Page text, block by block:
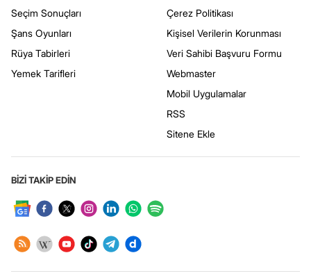
Seçim Sonuçları
Şans Oyunları
Rüya Tabirleri
Yemek Tarifleri
Çerez Politikası
Kişisel Verilerin Korunması
Veri Sahibi Başvuru Formu
Webmaster
Mobil Uygulamalar
RSS
Sitene Ekle
BİZİ TAKİP EDİN